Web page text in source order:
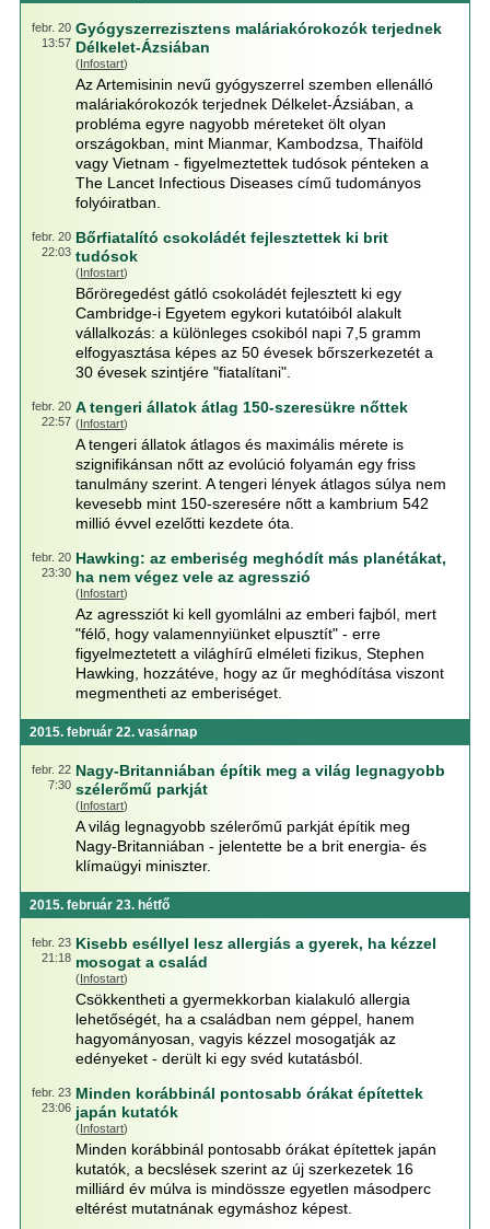
febr. 20
13:57
Gyógyszerrezisztens maláriakórokozók terjednek
Délkelet-Ázsiában
(Infostart)
Az Artemisinin nevű gyógyszerrel szemben ellenálló
maláriakórokozók terjednek Délkelet-Ázsiában, a
probléma egyre nagyobb méreteket ölt olyan
országokban, mint Mianmar, Kambodzsa, Thaiföld
vagy Vietnam - figyelmeztettek tudósok pénteken a
The Lancet Infectious Diseases című tudományos
folyóiratban.
febr. 20
22:03
Bőrfiatalító csokoládét fejlesztettek ki brit
tudósok
(Infostart)
Bőröregedést gátló csokoládét fejlesztett ki egy
Cambridge-i Egyetem egykori kutatóiból alakult
vállalkozás: a különleges csokiból napi 7,5 gramm
elfogyasztása képes az 50 évesek bőrszerkezetét a
30 évesek szintjére "fiatalítani".
febr. 20
22:57
A tengeri állatok átlag 150-szeresükre nőttek
(Infostart)
A tengeri állatok átlagos és maximális mérete is
szignifikánsan nőtt az evolúció folyamán egy friss
tanulmány szerint. A tengeri lények átlagos súlya nem
kevesebb mint 150-szeresére nőtt a kambrium 542
millió évvel ezelőtti kezdete óta.
febr. 20
23:30
Hawking: az emberiség meghódít más planétákat,
ha nem végez vele az agresszió
(Infostart)
Az agressziót ki kell gyomlálni az emberi fajból, mert
"félő, hogy valamennyiünket elpusztít" - erre
figyelmeztetett a világhírű elméleti fizikus, Stephen
Hawking, hozzátéve, hogy az űr meghódítása viszont
megmentheti az emberiséget.
2015. február 22. vasárnap
febr. 22
7:30
Nagy-Britanniában építik meg a világ legnagyobb
szélerőmű parkját
(Infostart)
A világ legnagyobb szélerőmű parkját építik meg
Nagy-Britanniában - jelentette be a brit energia- és
klímaügyi miniszter.
2015. február 23. hétfő
febr. 23
21:18
Kisebb eséllyel lesz allergiás a gyerek, ha kézzel
mosogat a család
(Infostart)
Csökkentheti a gyermekkorban kialakuló allergia
lehetőségét, ha a családban nem géppel, hanem
hagyományosan, vagyis kézzel mosogatják az
edényeket - derült ki egy svéd kutatásból.
febr. 23
23:06
Minden korábbinál pontosabb órákat építettek
japán kutatók
(Infostart)
Minden korábbinál pontosabb órákat építettek japán
kutatók, a becslések szerint az új szerkezetek 16
milliárd év múlva is mindössze egyetlen másodperc
eltérést mutatnának egymáshoz képest.